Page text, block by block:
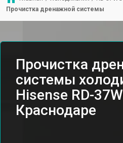
Прочистка дренажной системы
Прочистка
системы
Hisense RD-
Краснодаре